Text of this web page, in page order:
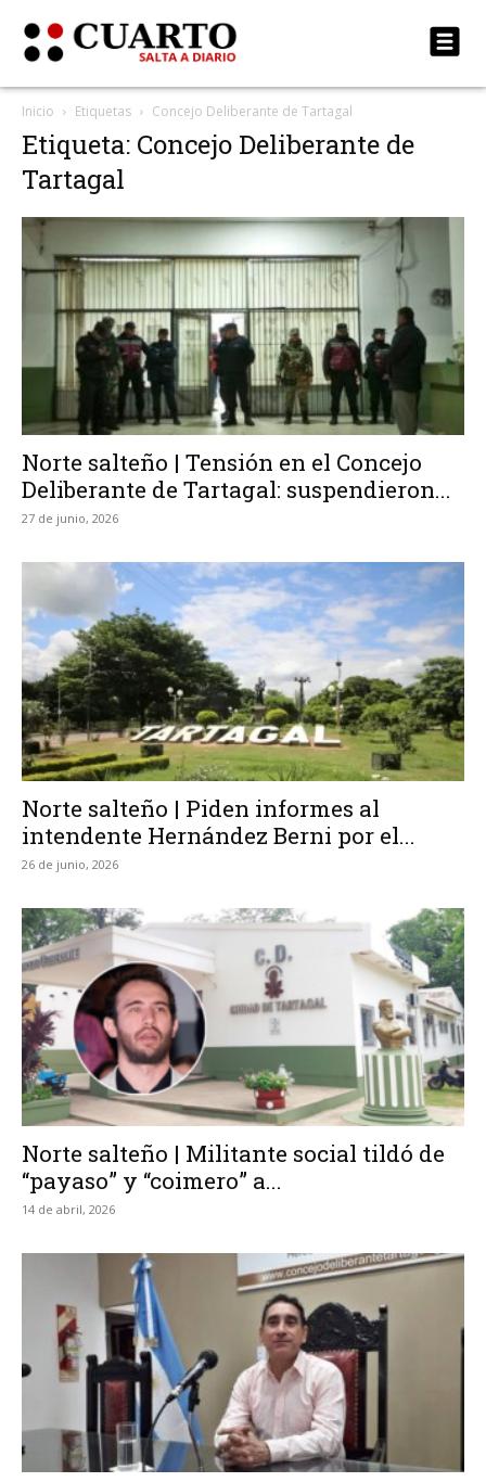
Inicio Etiquetas Concejo Deliberante de Tartagal
Etiqueta: Concejo Deliberante de
Tartagal
Norte salteño | Tensión en el Concejo
Deliberante de Tartagal: suspendieron...
27 de junio, 2026
Norte salteño | Piden informes al
intendente Hernández Berni por el...
26 de junio, 2026
Norte salteño | Militante social tildó de
“payaso” y “coimero” a...
14 de abril, 2026